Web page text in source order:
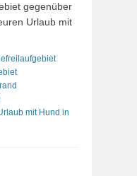
gegenüber
Urlaub mit
mit Hund in